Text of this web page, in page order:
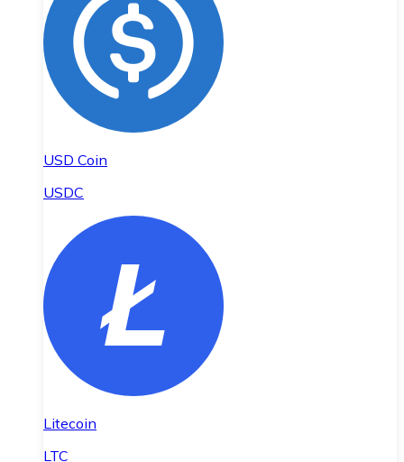
USD Coin
USDC
Litecoin
LTC